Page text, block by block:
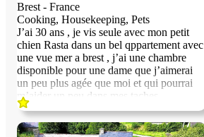
Brest - France
Cooking, Housekeeping, Pets
J’ai 30 ans , je vis seule avec mon petit
chien Rasta dans un bel qppartement avec
une vue mer a brest , j’ai une chambre
disponible pour une dame que j’aimerai
un peu plus agée que moi et qui pourrai
m’aider un peu dans mes taches
menageres et combler un peu la solitude é